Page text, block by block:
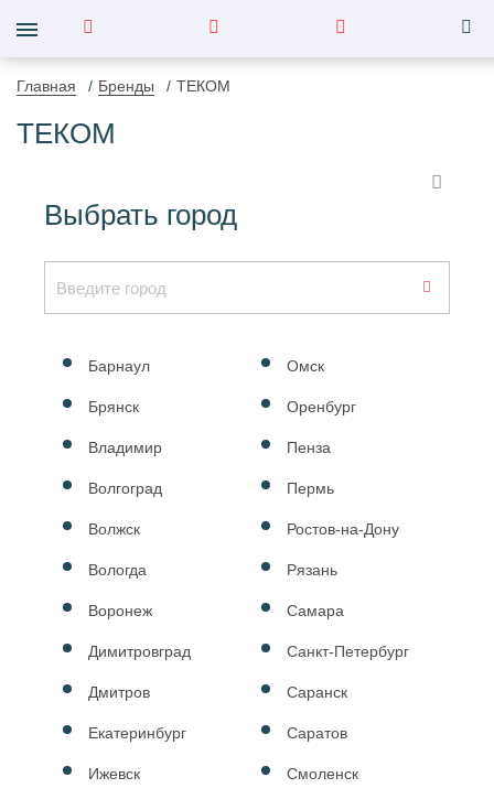
Главная Бренды ТЕКОМ
ТЕКОМ
Выбрать город
Барнаул
Брянск
Владимир
Волгоград
Волжск
Вологда
Воронеж
Димитровград
Дмитров
Екатеринбург
Ижевск
Омск
Оренбург
Пенза
Пермь
Ростов-на-Дону
Рязань
Самара
Санкт-Петербург
Саранск
Саратов
Смоленск